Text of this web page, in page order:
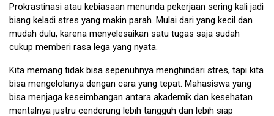
Prokrastinasi atau kebiasaan menunda pekerjaan sering kali jadi
biang keladi stres yang makin parah. Mulai dari yang kecil dan
mudah dulu, karena menyelesaikan satu tugas saja sudah
cukup memberi rasa lega yang nyata.
Kita memang tidak bisa sepenuhnya menghindari stres, tapi kita
bisa mengelolanya dengan cara yang tepat. Mahasiswa yang
bisa menjaga keseimbangan antara akademik dan kesehatan
mentalnya justru cenderung lebih tangguh dan lebih siap